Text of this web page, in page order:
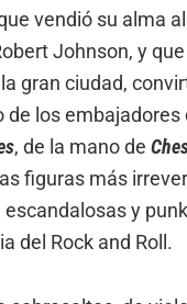
vendió su alma
Johnson, y
gran ciudad,
de los
, de la mano de
figuras más
y
del Rock and Roll.